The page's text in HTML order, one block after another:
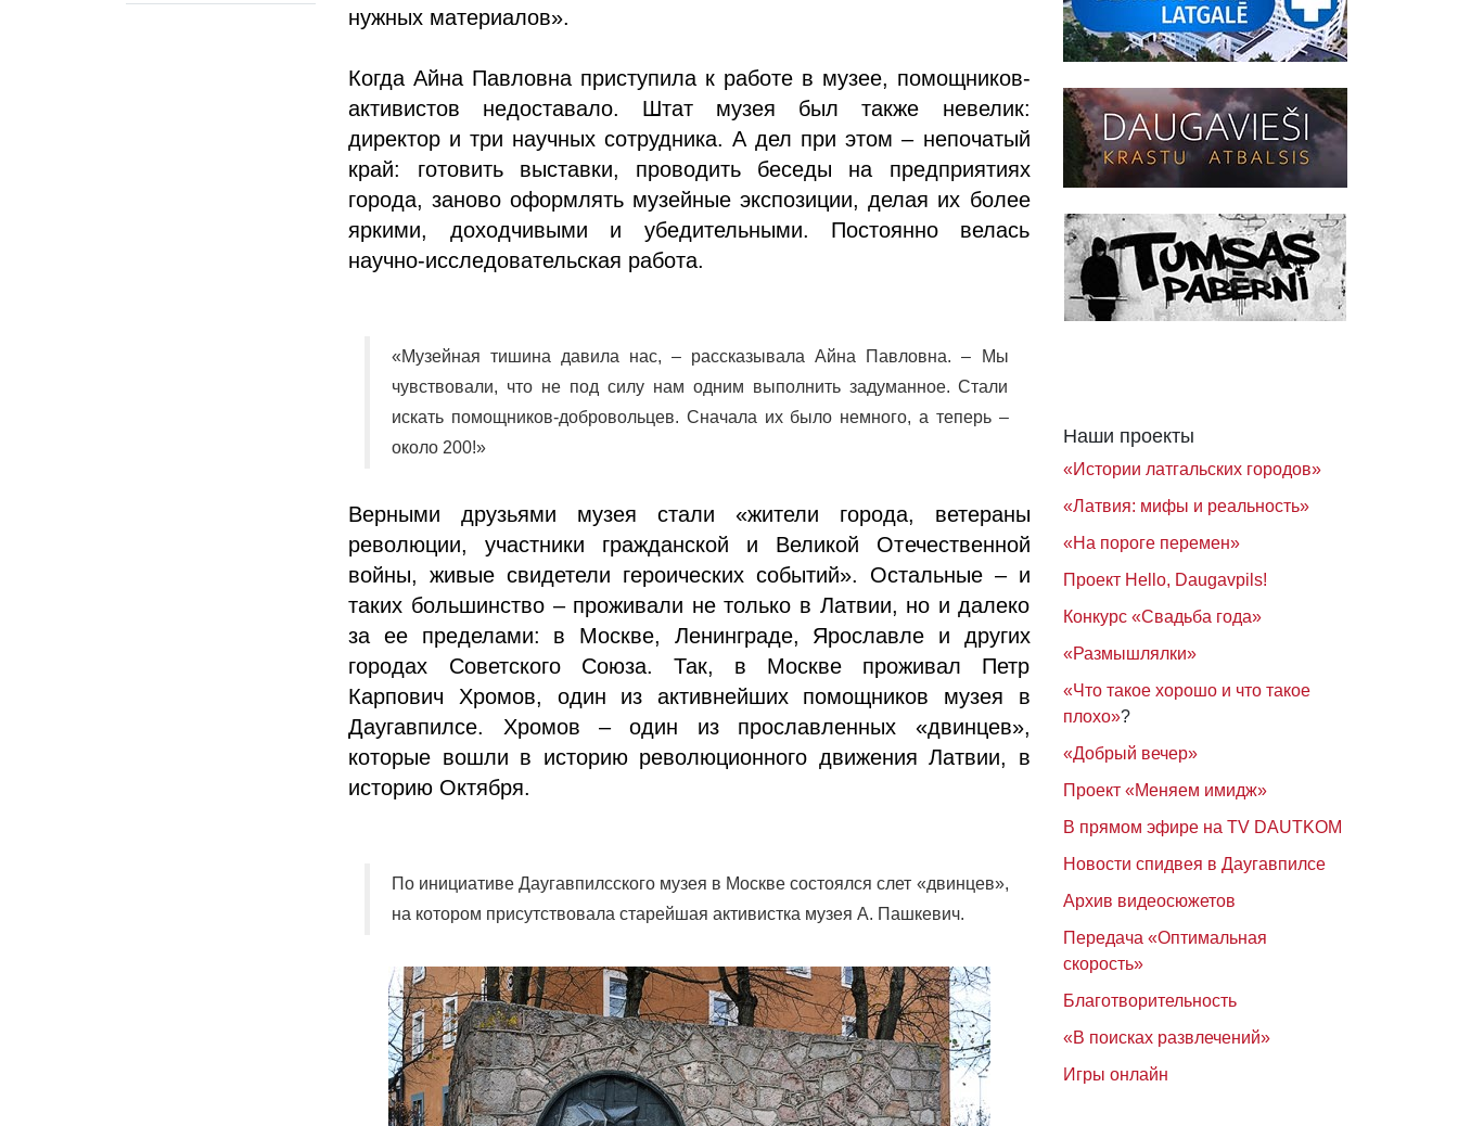
нужных материалов».
Когда Айна Павловна приступила к работе в музее, помощников-
активистов недоставало. Штат музея был также невелик:
директор и три научных сотрудника. А дел при этом – непочатый
край: готовить выставки, проводить беседы на предприятиях
города, заново оформлять музейные экспозиции, делая их более
яркими, доходчивыми и убедительными. Постоянно велась
научно-исследовательская работа.
«Музейная тишина давила нас, – рассказывала Айна Павловна. – Мы
чувствовали, что не под силу нам одним выполнить задуманное. Стали
искать помощников-добровольцев. Сначала их было немного, а теперь –
около 200!»
Верными друзьями музея стали «жители города, ветераны
революции, участники гражданской и Великой Отечественной
войны, живые свидетели героических событий». Остальные – и
таких большинство – проживали не только в Латвии, но и далеко
за ее пределами: в Москве, Ленинграде, Ярославле и других
городах Советского Союза. Так, в Москве проживал Петр
Карпович Хромов, один из активнейших помощников музея в
Даугавпилсе. Хромов – один из прославленных «двинцев»,
которые вошли в историю революционного движения Латвии, в
историю Октября.
По инициативе Даугавпилсского музея в Москве состоялся слет «двинцев»,
на котором присутствовала старейшая активистка музея А. Пашкевич.
Наши проекты
«Истории латгальских городов»
«Латвия: мифы и реальность»
«На пороге перемен»
Проект Hello, Daugavpils!
Конкурс «Свадьба года»
«Размышлялки»
«Что такое хорошо и что такое
плохо»?
«Добрый вечер»
Проект «Меняем имидж»
В прямом эфире на TV DAUTKOM
Новости спидвея в Даугавпилсе
Архив видеосюжетов
Передача «Оптимальная
скорость»
Благотворительность
«В поисках развлечений»
Игры онлайн